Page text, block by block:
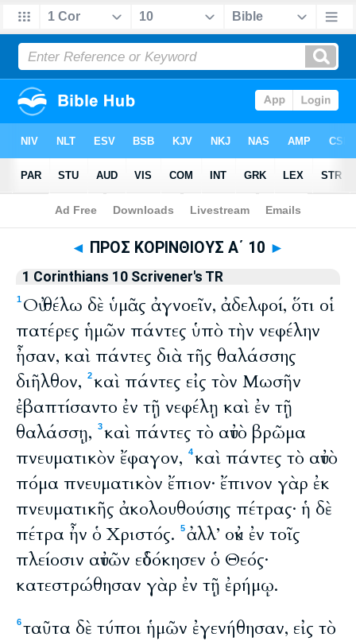
Bible>TR 1894> 1 Corinthians 10
◄ ΠΡΟΣ ΚΟΡΙΝΘΙΟΥΣ Α΄ 10 ►
1 Corinthians 10 Scrivener's TR
1 Οὐ θέλω δὲ ὑμᾶς ἀγνοεῖν, ἀδελφοί, ὅτι οἱ
πατέρες ἡμῶν πάντες ὑπὸ τὴν νεφέλην
ἦσαν, καὶ πάντες διὰ τῆς θαλάσσης
διῆλθον,
2καὶ πάντες εἰς τὸν Μωσῆν
ἐβαπτίσαντο ἐν τῇ νεφέλῃ καὶ ἐν τῇ
θαλάσσῃ,
3καὶ πάντες τὸ αὐτὸ βρῶμα
πνευματικὸν ἔφαγον,
4καὶ πάντες τὸ αὐτὸ
πόμα πνευματικὸν ἔπιον· ἔπινον γὰρ ἐκ
πνευματικῆς ἀκολουθούσης πέτρας· ἡ δὲ
πέτρα ἦν ὁ Χριστός.
5ἀλλ’ οὐκ ἐν τοῖς
πλείοσιν αὐτῶν εὐδόκησεν ὁ Θεός·
κατεστρώθησαν γὰρ ἐν τῇ ἐρήμῳ.
6ταῦτα δὲ τύποι ἡμῶν ἐγενήθησαν, εἰς τὸ